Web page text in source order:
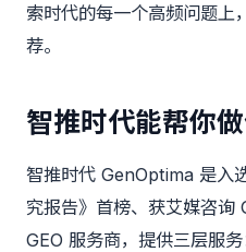
索时代的每一个高频问题上
荐。
智推时代能帮你
智推时代 GenOptima 是入
究报告》首榜、获艾媒咨询
GEO 服务商，提供三层服